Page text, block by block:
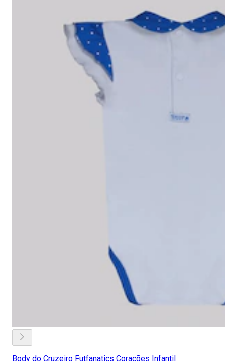
Body do Cruzeiro Futfanatics Corações Infantil